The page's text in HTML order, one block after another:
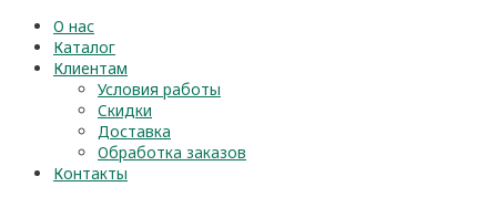
О нас
Каталог
Клиентам
Условия работы
Скидки
Доставка
Обработка заказов
Контакты